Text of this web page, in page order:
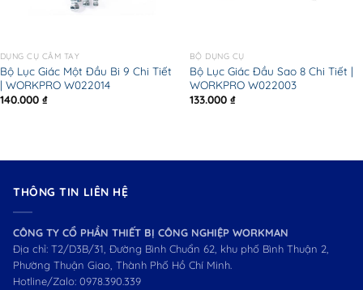
DỤNG CỤ CẦM TAY
Bộ Lục Giác Một Đầu Bi 9 Chi Tiết
| WORKPRO W022014
140.000 ₫
BỘ DỤNG CỤ
Bộ Lục Giác Đầu Sao 8 Chi Tiết |
WORKPRO W022003
133.000 ₫
THÔNG TIN LIÊN HỆ
CÔNG TY CỔ PHẦN THIẾT BỊ CÔNG NGHIỆP WORKMAN
Địa chỉ: T2/D3B/31, Đường Bình Chuẩn 62, khu phố Bình Thuận 2,
Phường Thuận Giao, Thành Phố Hồ Chí Minh.
Hotline/Zalo: 0978.390.339